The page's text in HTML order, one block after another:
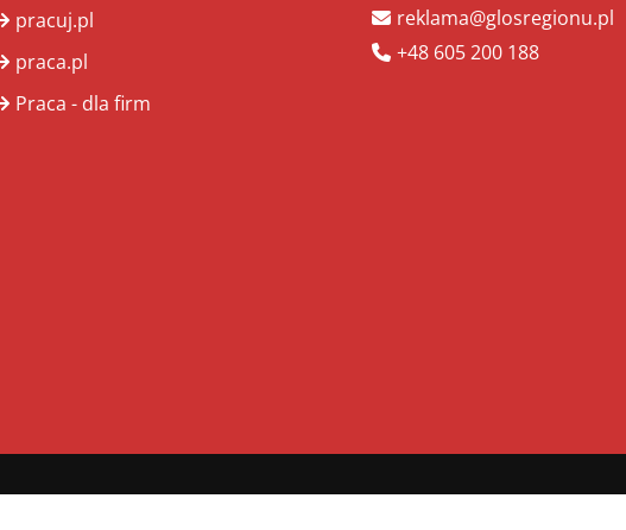
pracuj.pl
praca.pl
Praca - dla firm
reklama@glosregionu.pl
+48 605 200 188